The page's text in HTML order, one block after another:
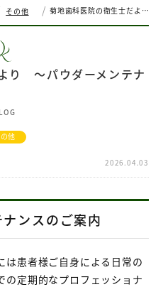
その他 菊地歯科医院の衛生士だより ～パウダーメンテナンス～
り ～パウダーメンテナ
他
2026.04.03
ンスのご案内
は患者様ご自身による日常の
の定期的なプロフェッショナ